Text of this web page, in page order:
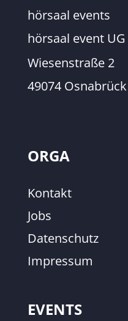
hörsaal events
hörsaal event UG
Wiesenstraße 2
49074 Osnabrück
ORGA
Kontakt
Jobs
Datenschutz
Impressum
EVENTS